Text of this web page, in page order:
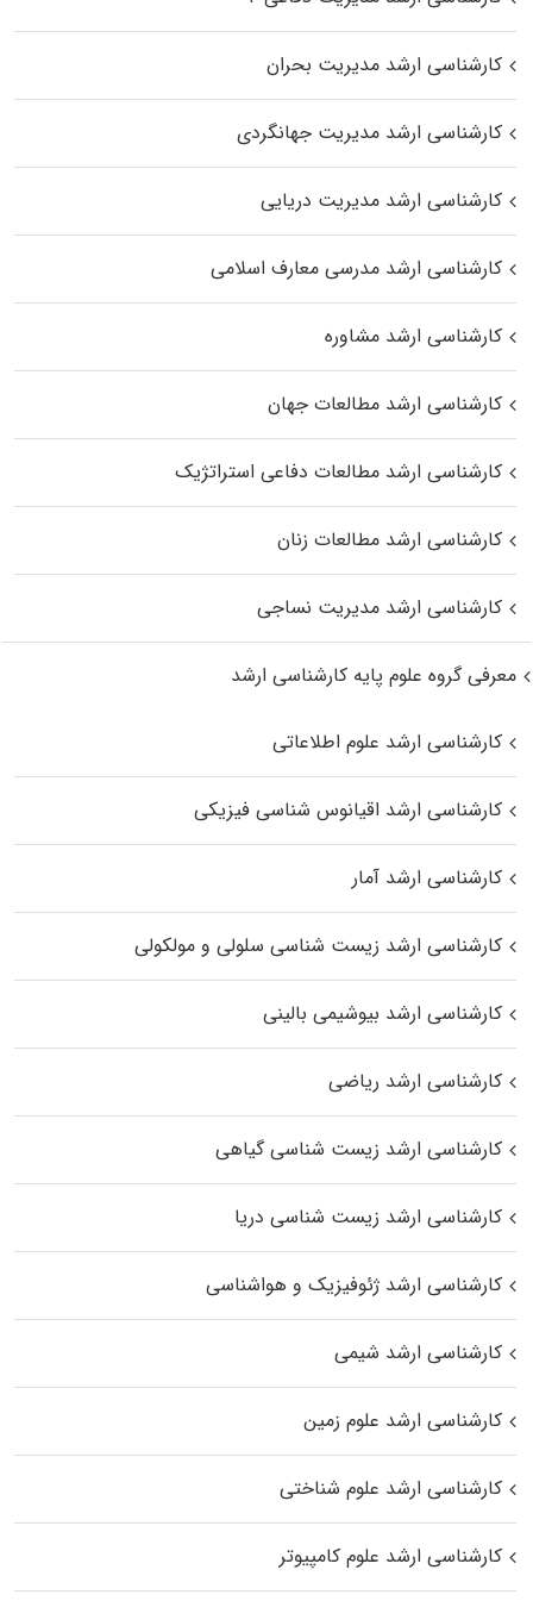
کارشناسی ارشد مدیریت بحران
کارشناسی ارشد مدیریت جهانگردی
کارشناسی ارشد مدیریت دریایی
کارشناسی ارشد مدرسی معارف اسلامی
کارشناسی ارشد مشاوره
کارشناسی ارشد مطالعات جهان
کارشناسی ارشد مطالعات دفاعی استراتژیک
کارشناسی ارشد مطالعات زنان
کارشناسی ارشد مدیریت نساجی
معرفی گروه علوم پایه کارشناسی ارشد
کارشناسی ارشد علوم اطلاعاتی
کارشناسی ارشد اقیانوس‌ شناسی فیزیکی
کارشناسی ارشد آمار
کارشناسی ارشد زیست شناسی سلولی و مولکولی
کارشناسی ارشد بیوشیمی بالینی
کارشناسی ارشد ریاضی
کارشناسی ارشد زیست‌ شناسی گیاهی
کارشناسی ارشد زیست‌ شناسی دریا
کارشناسی ارشد ژئوفیزیک و هواشناسی
کارشناسی ارشد شیمی
کارشناسی ارشد علوم زمین
کارشناسی ارشد علوم شناختی
کارشناسی ارشد علوم کامپیوتر